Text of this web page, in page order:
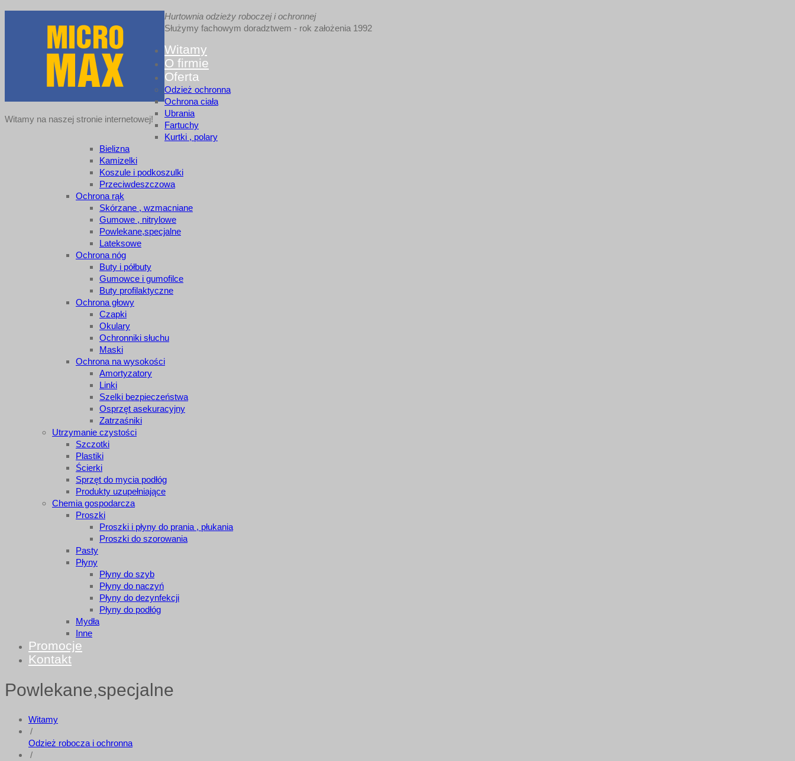
Witamy na naszej stronie internetowej!
Hurtownia odzieży roboczej i ochronnej
Służymy fachowym doradztwem - rok założenia 1992
Witamy
O firmie
Oferta
Odzież ochronna
Ochrona ciała
Ubrania
Fartuchy
Kurtki , polary
Bielizna
Kamizelki
Koszule i podkoszulki
Przeciwdeszczowa
Ochrona rąk
Skórzane , wzmacniane
Gumowe , nitrylowe
Powlekane,specjalne
Lateksowe
Ochrona nóg
Buty i półbuty
Gumowce i gumofilce
Buty profilaktyczne
Ochrona głowy
Czapki
Okulary
Ochronniki słuchu
Maski
Ochrona na wysokości
Amortyzatory
Linki
Szelki bezpieczeństwa
Osprzęt asekuracyjny
Zatrzaśniki
Utrzymanie czystości
Szczotki
Plastiki
Ścierki
Sprzęt do mycia podłóg
Produkty uzupełniające
Chemia gospodarcza
Proszki
Proszki i płyny do prania , płukania
Proszki do szorowania
Pasty
Płyny
Płyny do szyb
Płyny do naczyń
Płyny do dezynfekcji
Płyny do podłóg
Mydła
Inne
Promocje
Kontakt
Powlekane,specjalne
Witamy
/
Odzież robocza i ochronna
/